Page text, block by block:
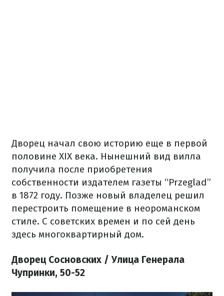
Дворец начал свою историю еще в первой
половине XIX века. Нынешний вид вилла
получила после приобретения
собственности издателем газеты “Przeglad”
в 1872 году. Позже новый владелец решил
перестроить помещение в неороманском
стиле. С советских времен и по сей день
здесь многоквартирный дом.
Дворец Сосновских / Улица Генерала
Чупринки, 50-52